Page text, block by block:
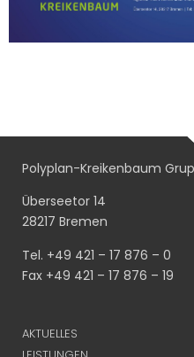
Polyplan-Kreikenbaum
Überseetor 14
28217 Bremen
Tel. +49 421 – 17 876 – 0
Fax +49 421 – 17 876 – 19
AKTUELLES